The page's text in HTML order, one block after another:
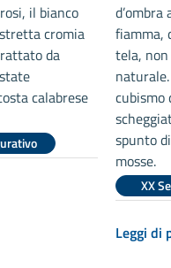
il bianco
cromia
da
calabrese
fiamma,
tela,
cubismo
spunto
mosse.
XX
Leggi di